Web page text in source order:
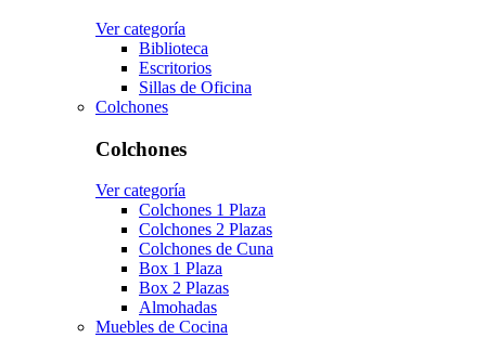
Ver categoría
Biblioteca
Escritorios
Sillas de Oficina
Colchones
Colchones
Ver categoría
Colchones 1 Plaza
Colchones 2 Plazas
Colchones de Cuna
Box 1 Plaza
Box 2 Plazas
Almohadas
Muebles de Cocina